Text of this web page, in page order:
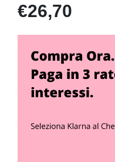
€26,70